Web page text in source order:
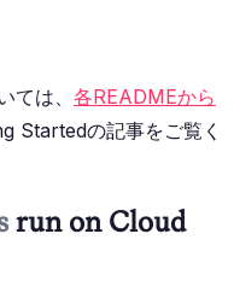
ては、 各READMEから
Startedの記事をご覧く
run on Cloud